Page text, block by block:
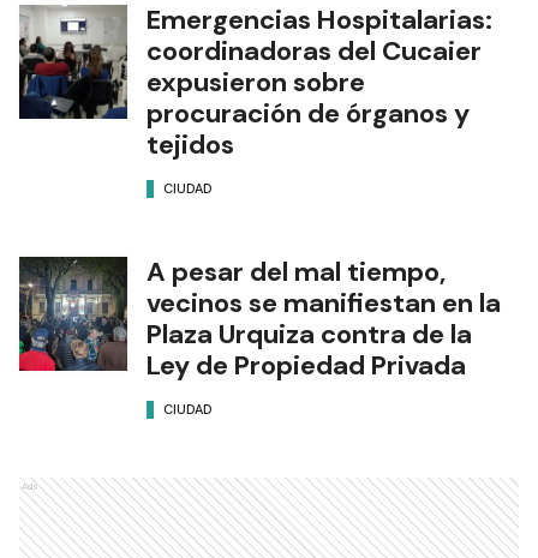
Emergencias Hospitalarias:
coordinadoras del Cucaier
expusieron sobre
procuración de órganos y
tejidos
CIUDAD
A pesar del mal tiempo,
vecinos se manifiestan en la
Plaza Urquiza contra de la
Ley de Propiedad Privada
CIUDAD
Ads